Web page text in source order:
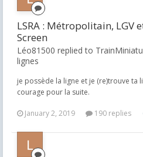
LSRA : Métropolitain, LGV
Screen
Léo81500 replied to
lignes
je possède la ligne et je (re)trouve ta
courage pour la suite.
January 2, 2019 190 replies